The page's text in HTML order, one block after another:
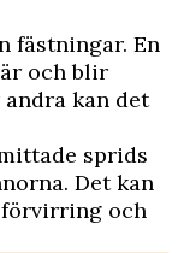
fästningar. En
och blir
kan det
sprids
Det kan
och